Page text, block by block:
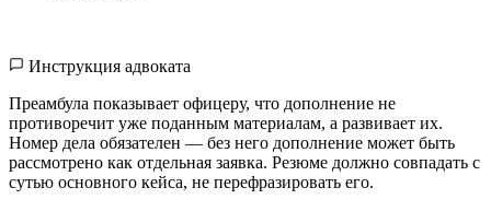
Инструкция адвоката
Преамбула показывает офицеру, что дополнение не
противоречит уже поданным материалам, а развивает их.
Номер дела обязателен — без него дополнение может быть
рассмотрено как отдельная заявка. Резюме должно совпадать с
сутью основного кейса, не перефразировать его.